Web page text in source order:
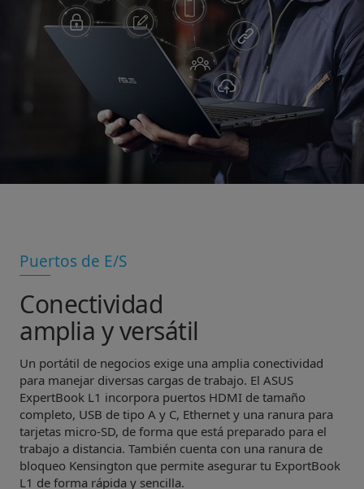
Puertos de E/S
Conectividad
amplia y versátil
Un portátil de negocios exige una amplia conectividad
para manejar diversas cargas de trabajo. El ASUS
ExpertBook L1 incorpora puertos HDMI de tamaño
completo, USB de tipo A y C, Ethernet y una ranura para
tarjetas micro-SD, de forma que está preparado para el
trabajo a distancia. También cuenta con una ranura de
bloqueo Kensington que permite asegurar tu ExportBook
L1 de forma rápida y sencilla.